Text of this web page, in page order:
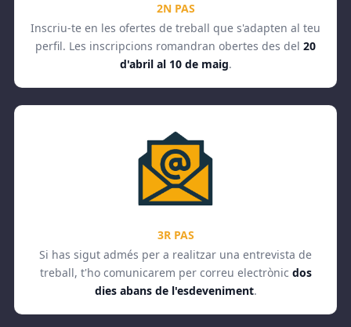
2N PAS
Inscriu-te en les ofertes de treball que s'adapten al teu
perfil. Les inscripcions romandran obertes des del 20
d'abril al 10 de maig.
3R PAS
Si has sigut admés per a realitzar una entrevista de
treball, t'ho comunicarem per correu electrònic dos
dies abans de l'esdeveniment.